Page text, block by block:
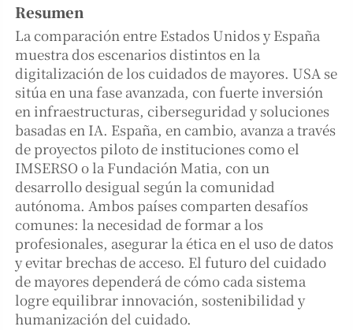
Resumen
La comparación entre Estados Unidos y España
muestra dos escenarios distintos en la
digitalización de los cuidados de mayores. USA se
sitúa en una fase avanzada, con fuerte inversión
en infraestructuras, ciberseguridad y soluciones
basadas en IA. España, en cambio, avanza a través
de proyectos piloto de instituciones como el
IMSERSO o la Fundación Matia, con un
desarrollo desigual según la comunidad
autónoma. Ambos países comparten desafíos
comunes: la necesidad de formar a los
profesionales, asegurar la ética en el uso de datos
y evitar brechas de acceso. El futuro del cuidado
de mayores dependerá de cómo cada sistema
logre equilibrar innovación, sostenibilidad y
humanización del cuidado.